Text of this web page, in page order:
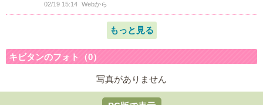
02/19 15:14 Webから
もっと見る
キビタンのフォト（0）
写真がありません